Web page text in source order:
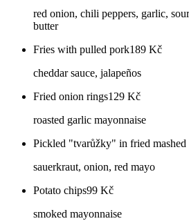
red onion, chili peppers, garlic,
butter
Fries with pulled pork189 Kč
cheddar sauce, jalapeños
Fried onion rings129 Kč
roasted garlic mayonnaise
Pickled "tvarůžky" in fried mashed
sauerkraut, onion, red mayo
Potato chips99 Kč
smoked mayonnaise